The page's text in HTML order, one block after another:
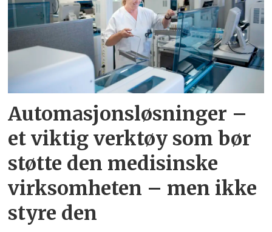
Automasjonsløsninger –
et viktig verktøy som bør
støtte den medisinske
virksomheten – men ikke
styre den